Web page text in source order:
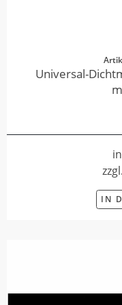
Universal-
IN